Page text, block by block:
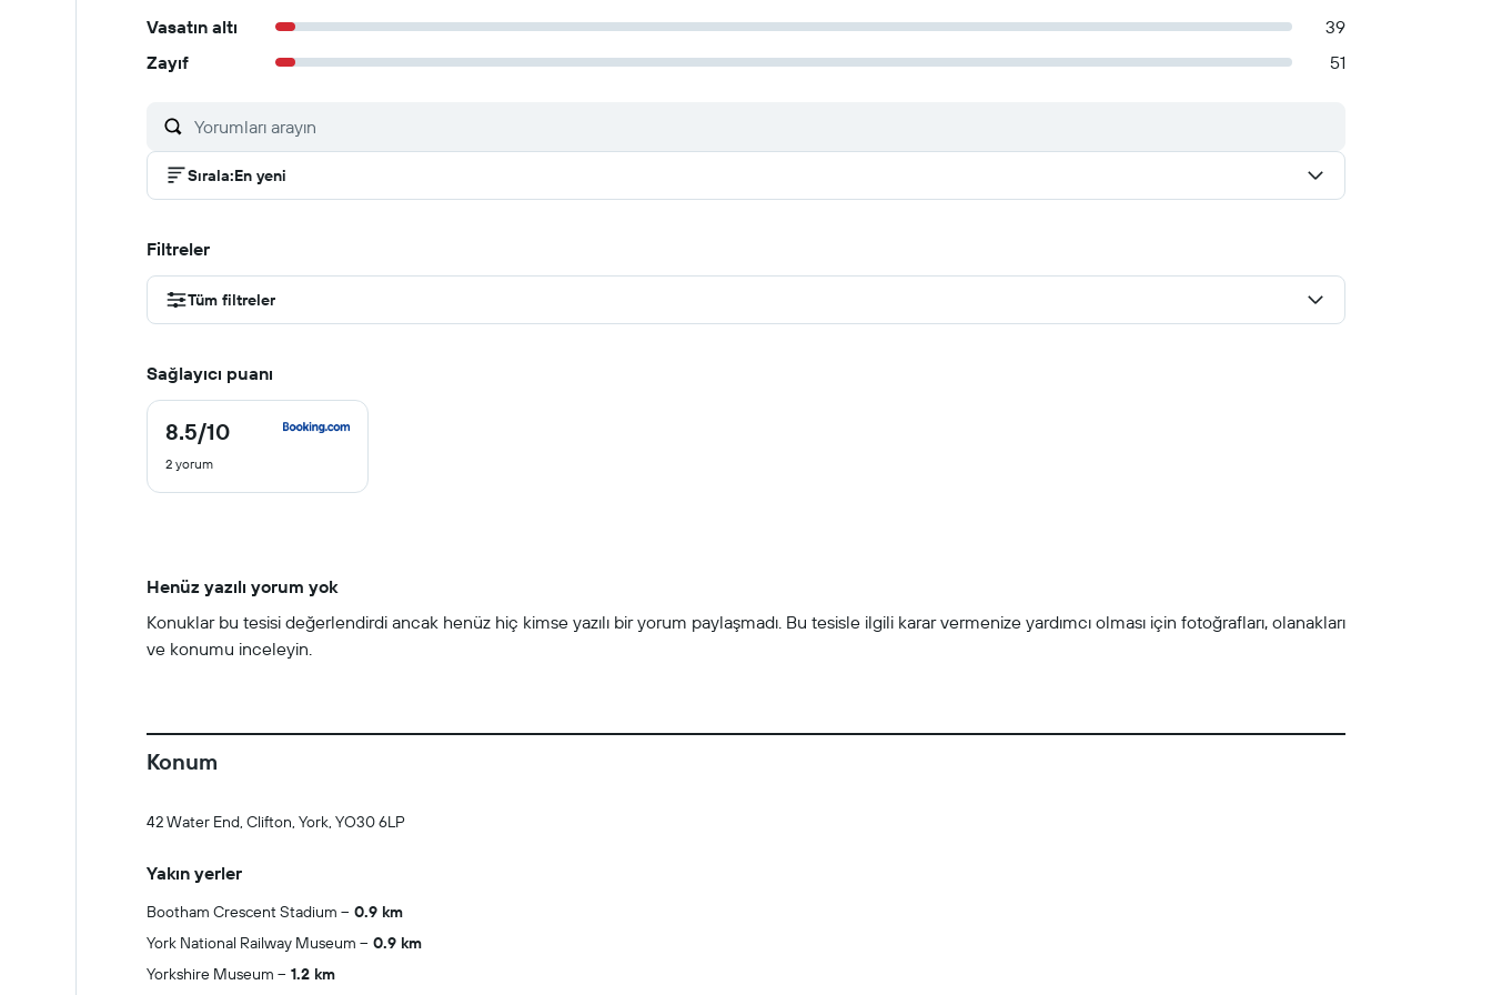
Vasatın altı
39
Zayıf
51
Sırala:En yeni
Filtreler
Tüm filtreler
Sağlayıcı puanı
8.5/10
8.5
10
2 yorum
Henüz yazılı yorum yok
Konuklar bu tesisi değerlendirdi ancak henüz hiç kimse yazılı bir yorum paylaşmadı. Bu tesisle ilgili karar vermenize yardımcı olması için fotoğrafları, olanakları
ve konumu inceleyin.
Konum
42 Water End, Clifton, York, YO30 6LP
Yakın yerler
Bootham Crescent Stadium
0.9 km
York National Railway Museum
0.9 km
Yorkshire Museum
1.2 km